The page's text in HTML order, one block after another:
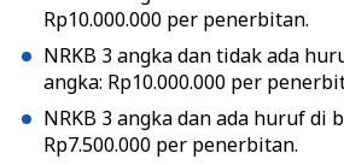
Rp10.000.000 per penerbitan.
NRKB 3 angka dan tidak ada
angka: Rp10.000.000 per
NRKB 3 angka dan ada huruf di
Rp7.500.000 per penerbitan.